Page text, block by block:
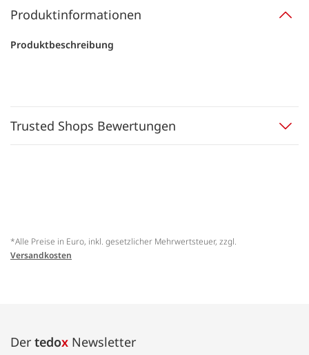
Produktinformationen
Produktbeschreibung
Trusted Shops Bewertungen
*Alle Preise in Euro, inkl. gesetzlicher Mehrwertsteuer, zzgl.
Versandkosten
Der tedox Newsletter